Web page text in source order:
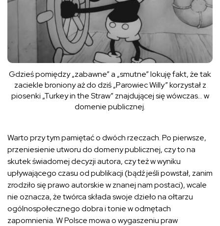
Gdzieś pomiędzy „zabawne” a „smutne” lokuję fakt, że tak
zaciekle broniony aż do dziś „Parowiec Willy” korzystał z
piosenki „Turkey in the Straw” znajdującej się wówczas… w
domenie publicznej.
Warto przy tym pamiętać o dwóch rzeczach. Po pierwsze,
przeniesienie utworu do domeny publicznej, czy to na
skutek świadomej decyzji autora, czy też w wyniku
upływającego czasu od publikacji (bądź jeśli powstał, zanim
zrodziło się prawo autorskie w znanej nam postaci), wcale
nie oznacza, że twórca składa swoje dzieło na ołtarzu
ogólnospołecznego dobra i tonie w odmętach
zapomnienia. W Polsce mowa o wygaszeniu praw